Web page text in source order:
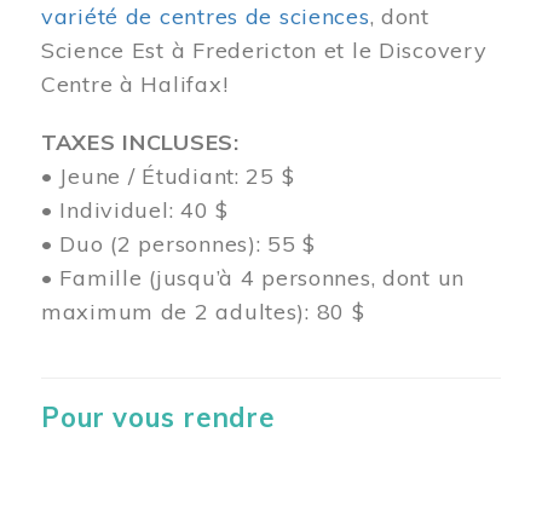
variété de centres de sciences, dont
Science Est à Fredericton et le Discovery
Centre à Halifax!
TAXES INCLUSES:
• Jeune / Étudiant: 25 $
• Individuel: 40 $
• Duo (2 personnes): 55 $
• Famille (jusqu’à 4 personnes, dont un
maximum de 2 adultes): 80 $
Pour vous rendre